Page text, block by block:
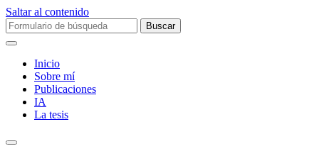
Saltar al contenido
Buscar:
Inicio
Sobre mí­
Publicaciones
IA
La tesis
Alternar